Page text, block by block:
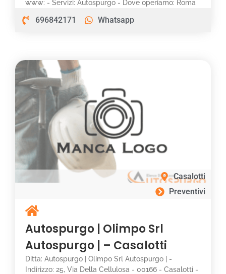
www: - Servizi: Autospurgo - Dove operiamo: Roma
696842171 Whatsapp
Casalotti
Preventivi
Autospurgo | Olimpo Srl
Autospurgo | – Casalotti
Ditta: Autospurgo | Olimpo Srl Autospurgo | -
Indirizzo: 25, Via Della Cellulosa - 00166 - Casalotti -